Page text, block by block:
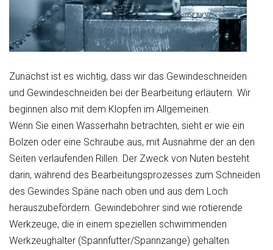
Zunächst ist es wichtig, dass wir das Gewindeschneiden
und Gewindeschneiden bei der Bearbeitung erläutern. Wir
beginnen also mit dem Klopfen im Allgemeinen.
Wenn Sie einen Wasserhahn betrachten, sieht er wie ein
Bolzen oder eine Schraube aus, mit Ausnahme der an den
Seiten verlaufenden Rillen. Der Zweck von Nuten besteht
darin, während des Bearbeitungsprozesses zum Schneiden
des Gewindes Späne nach oben und aus dem Loch
herauszubefördern. Gewindebohrer sind wie rotierende
Werkzeuge, die in einem speziellen schwimmenden
Werkzeughalter (Spannfutter/Spannzange) gehalten